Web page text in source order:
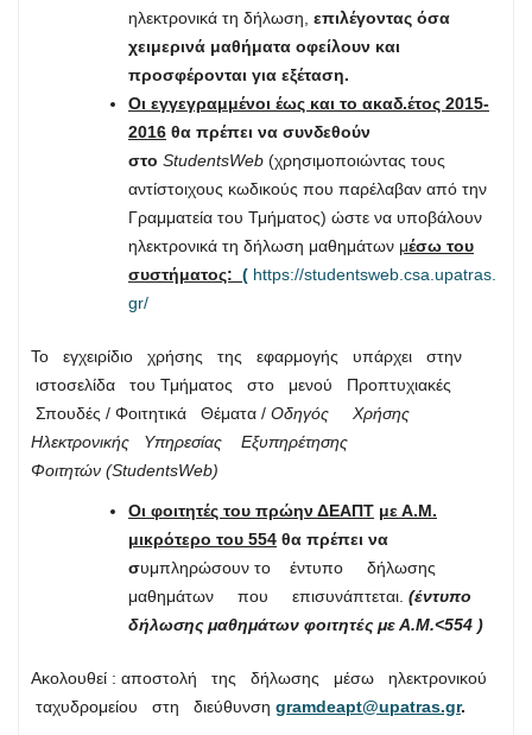
ηλεκτρονικά τη δήλωση, επιλέγοντας όσα
χειμερινά μαθήματα οφείλουν και
προσφέρονται για εξέταση.
Οι εγγεγραμμένοι έως και το ακαδ.έτος 2015-
2016 θα πρέπει να συνδεθούν
στο StudentsWeb (χρησιμοποιώντας τους
αντίστοιχους κωδικούς που παρέλαβαν από την
Γραμματεία του Τμήματος) ώστε να υποβάλουν
ηλεκτρονικά τη δήλωση μαθημάτων μέσω του
συστήματος: ( https://studentsweb.csa.upatras.
gr/
Το εγχειρίδιο χρήσης της εφαρμογής υπάρχει στην
ιστοσελίδα του Τμήματος στο μενού Προπτυχιακές
Σπουδές / Φοιτητικά Θέματα / Οδηγός Χρήσης
Ηλεκτρονικής Υπηρεσίας Εξυπηρέτησης
Φοιτητών (StudentsWeb)
Οι φοιτητές του πρώην ΔΕΑΠΤ με Α.Μ.
μικρότερο του 554 θα πρέπει να
συμπληρώσουν το έντυπο δήλωσης
μαθημάτων που επισυνάπτεται. (έντυπο
δήλωσης μαθημάτων φοιτητές με Α.Μ.<554 )
Ακολουθεί : αποστολή της δήλωσης μέσω ηλεκτρονικού
ταχυδρομείου στη διεύθυνση gramdeapt@upatras.gr.